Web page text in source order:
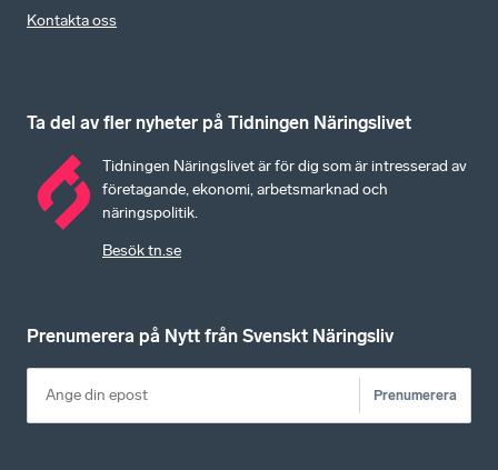
Kontakta oss
Ta del av fler nyheter på Tidningen Näringslivet
Tidningen Näringslivet är för dig som är intresserad av
företagande, ekonomi, arbetsmarknad och
näringspolitik.
Besök tn.se
Prenumerera på Nytt från Svenskt Näringsliv
Prenumerera